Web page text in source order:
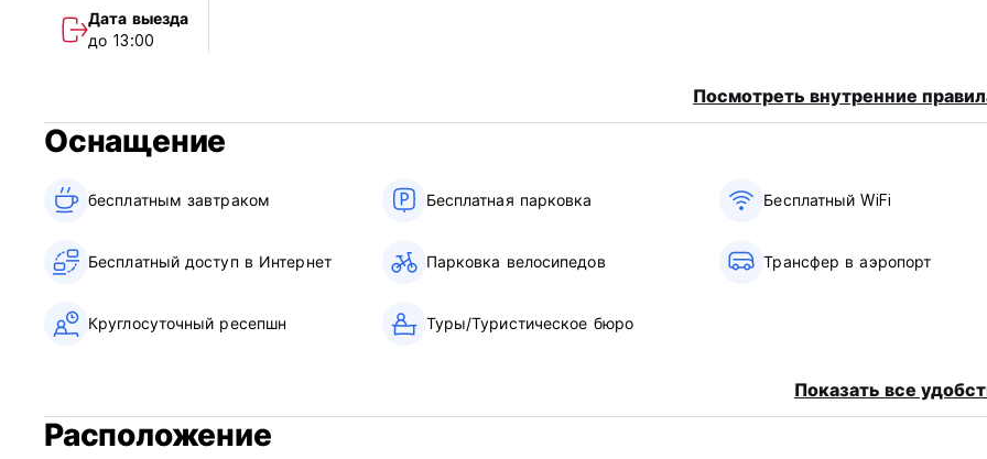
Круглосуточный прием.
Без комендантского часа
Мы принимаем домашних животных с пополнением счета. (Auto-translated from original language)
Дата выезда
до 13:00
Посмотреть внутренние
Оснащение
бесплатным завтраком‎ Бесплатная парковка Бесплатный WiFi
Бесплатный доступ в Интернет Парковка велосипедов Трансфер в аэропорт
Круглосуточный ресепшн Туры/Туристическое бюро
Показать все
Расположение